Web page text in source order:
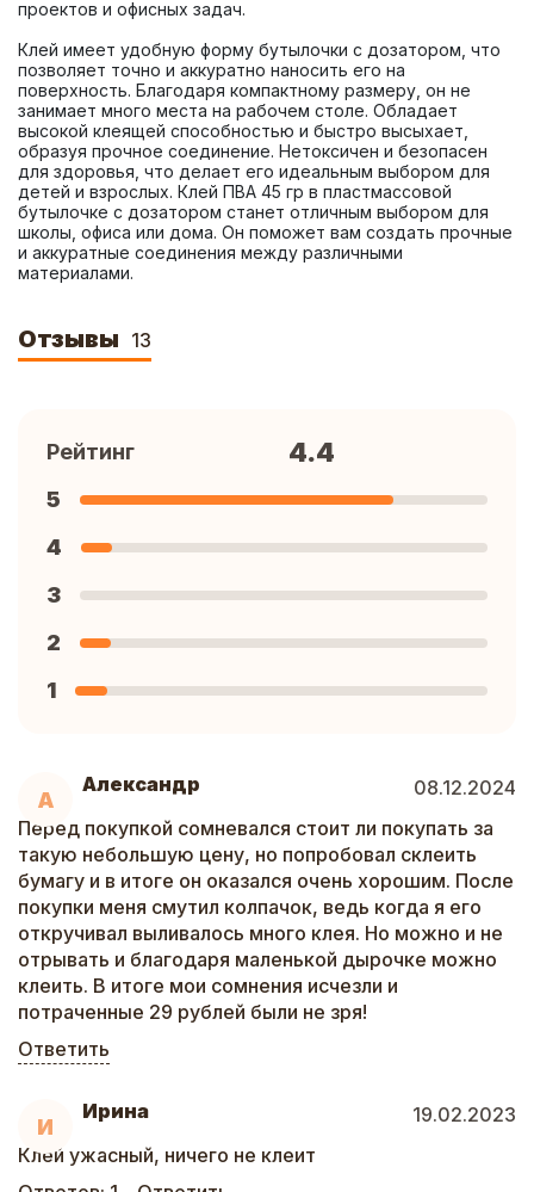
Клей имеет удобную форму бутылочки с дозатором, что
позволяет точно и аккуратно наносить его на
поверхность. Благодаря компактному размеру, он не
занимает много места на рабочем столе. Обладает
высокой клеящей способностью и быстро высыхает,
образуя прочное соединение. Нетоксичен и безопасен
для здоровья, что делает его идеальным выбором для
детей и взрослых. Клей ПВА 45 гр в пластмассовой
бутылочке с дозатором станет отличным выбором для
школы, офиса или дома. Он поможет вам создать прочные
и аккуратные соединения между различными
материалами.
Отзывы 13
А
Александр
08.12.2024
Перед покупкой сомневался стоит ли покупать за
такую небольшую цену, но попробовал склеить
бумагу и в итоге он оказался очень хорошим. После
покупки меня смутил колпачок, ведь когда я его
откручивал выливалось много клея. Но можно и не
отрывать и благодаря маленькой дырочке можно
клеить. В итоге мои сомнения исчезли и
потраченные 29 рублей были не зря!
Ответить
И
Ирина
19.02.2023
Клей ужасный, ничего не клеит
Рейтинг 4.4
5
4
3
2
1